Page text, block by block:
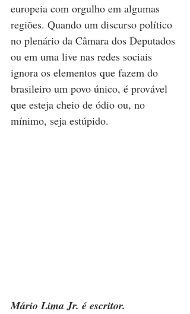
europeia com orgulho em algumas
regiões. Quando um discurso político
no plenário da Câmara dos Deputados
ou em uma live nas redes sociais
ignora os elementos que fazem do
brasileiro um povo único, é provável
que esteja cheio de ódio ou, no
mínimo, seja estúpido.
Mário Lima Jr. é escritor.